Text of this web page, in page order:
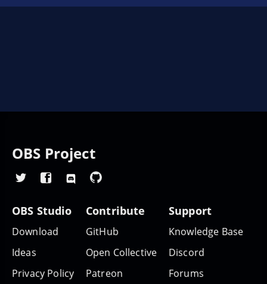
OBS Project
OBS Studio
Download
Ideas
Privacy Policy
Contribute
GitHub
Open Collective
Patreon
Support
Knowledge Base
Discord
Forums